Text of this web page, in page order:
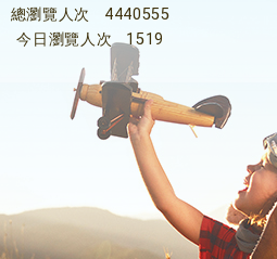
總瀏覽人次
4440555
今日瀏覽人次
1519